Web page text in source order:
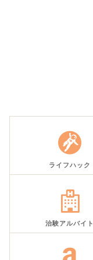
ライフハック
治験アルバイト